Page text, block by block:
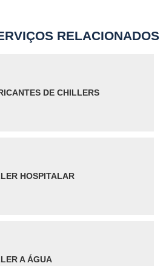
RELACIONADOS
DE CHILLERS
HOSPITALAR
A ÁGUA